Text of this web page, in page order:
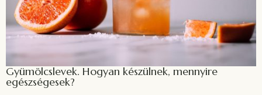
Gyümölcslevek. Hogyan készülnek, mennyire
egészségesek?